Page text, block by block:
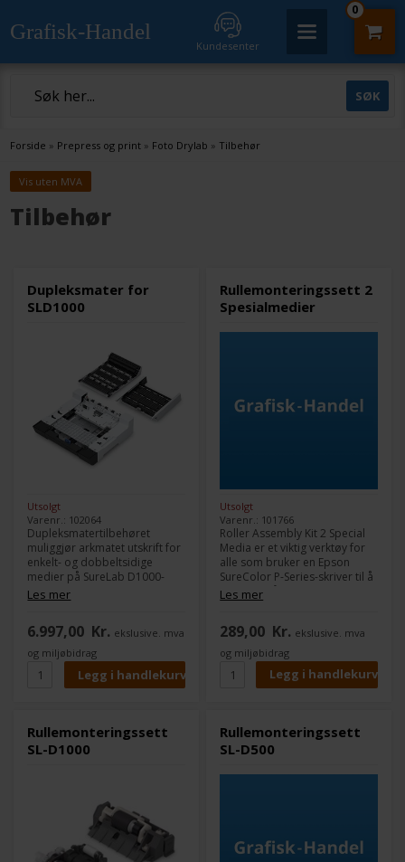
Grafisk-Handel
Kundesenter
0
Forside » Prepress og print » Foto Drylab » Tilbehør
Vis uten MVA
Tilbehør
Dupleksmater for
SLD1000
Utsolgt
Varenr.: 102064
Dupleksmatertilbehøret
muliggjør arkmatet utskrift for
enkelt- og dobbeltsidige
medier på SureLab D1000-
skriverne.
Les mer
6.997,00 Kr. ekslusive. mva
og miljøbidrag
Rullemonteringssett 2
Spesialmedier
Utsolgt
Varenr.: 101766
Roller Assembly Kit 2 Special
Media er et viktig verktøy for
alle som bruker en Epson
SureColor P-Series-skriver til å
skrive ut på en lang rekke
spesialmedier som tykt
andre tunge materialer. Dette
settet inkluderer et sett med
erstatningsruller som er
spesialdesignet for å håndtere
denne typen media, som
Les mer
289,00 Kr. ekslusive. mva
og miljøbidrag
Rullemonteringssett
SL-D1000
Rullemonteringssett
SL-D500